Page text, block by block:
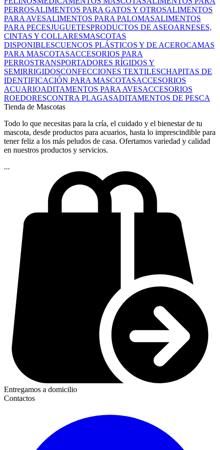
PERROSALIMENTOS PARA GATOS Y OTROSALIMENTOS
PARA AVESALIMENTOS PARA PALOMASALIMENTOS
PARA PECESJUGUETESPRODUCTOS DE ASEOARNESES,
CINTAS Y COLLARESMASCOTAS
DISPONIBLESCUENCOS PLÁSTICOS Y DE ACEROCAMAS
PARA MASCOTASACCESORIOS PARA
PERROSTRANSPORTADORES RÍGIDOS Y
SEMIRRIGIDOSCONFECCIONES TEXTILESCHAPITAS DE
IDENTIFICACIÓN PARA MASCOTASACCESORIOS
ACUARIOADITAMENTOS PARA AVESACCESORIOS
ROEDORESCONTRA PLAGASADITAMENTOS DE PESCA
Tienda de Mascotas
Todo lo que necesitas para la cría, el cuidado y el bienestar de tu
mascota, desde productos para acuarios, hasta lo imprescindible para
tener feliz a los más peludos de casa. Ofertamos variedad y calidad
en nuestros productos y servicios.
...
Entregamos a domicilio
Contactos